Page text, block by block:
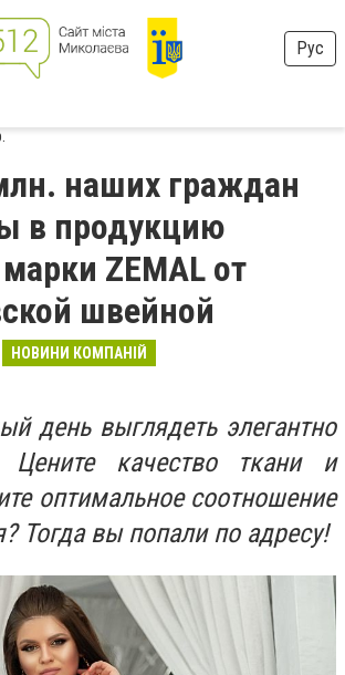
Рус
наших граждан
в продукцию
ZEMAL от
швейной
НОВИНИ КОМПАНІЙ
день выглядеть элегантно
Цените качество ткани и
оптимальное соотношение
Тогда вы попали по адресу!